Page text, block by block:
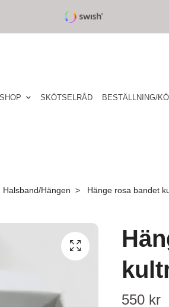
SKÖTSELRÅD BESTÄLLNING/
Halsband/Hängen Hänge rosa bandet
550 kr